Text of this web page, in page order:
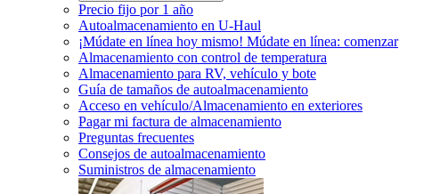
Precio fijo por 1 año
Autoalmacenamiento en U-Haul
¡Múdate en línea hoy mismo! Múdate en línea: comenzar
Almacenamiento con control de temperatura
Almacenamiento para RV, vehículo y bote
Guía de tamaños de autoalmacenamiento
Acceso en vehículo/Almacenamiento en exteriores
Pagar mi factura de almacenamiento
Preguntas frecuentes
Consejos de autoalmacenamiento
Suministros de almacenamiento